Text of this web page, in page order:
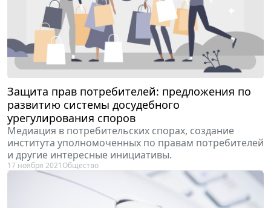
Защита прав потребителей: предложения по
развитию системы досудебного
урегулирования споров
Медиация в потребительских спорах, создание
института уполномоченных по правам потребителей
и другие интересные инициативы.
17 ноября 2021 Общество